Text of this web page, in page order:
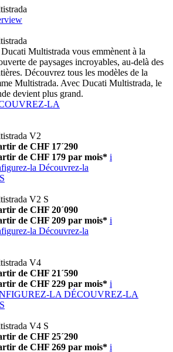
Multistrada vous emmènent à la
de paysages incroyables, au-delà des
Découvrez tous les modèles de la
Multistrada. Avec Ducati Multistrada, le
devient plus grand.
LA
V2
de CHF 17´290
de CHF 179 par mois* i
la Découvrez-la
V2 S
de CHF 20´090
de CHF 209 par mois* i
la Découvrez-la
V4
de CHF 21´590
de CHF 229 par mois* i
LA DÉCOUVREZ-LA
V4 S
de CHF 25´290
de CHF 269 par mois* i